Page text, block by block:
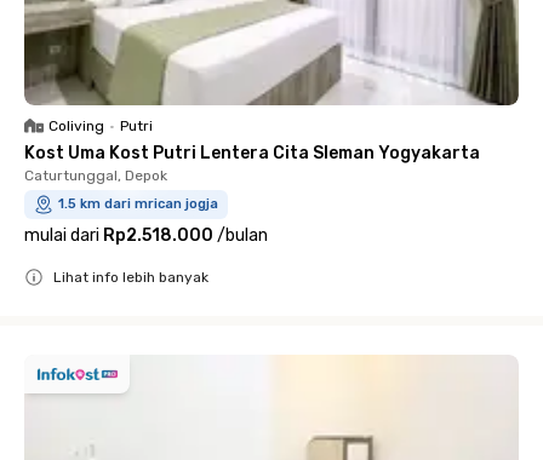
Coliving • Putri
Kost Uma Kost Putri Lentera Cita Sleman Yogyakarta
Caturtunggal, Depok
1.5 km dari mrican jogja
mulai dari Rp2.518.000 /bulan
Lihat info lebih banyak